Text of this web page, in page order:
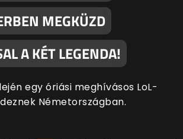
MEGKÜZD
A KÉT LEGENDA!
egy óriási meghívásos LoL-
Németországban.